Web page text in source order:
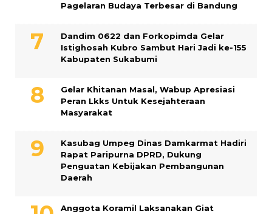
Pagelaran Budaya Terbesar di Bandung
Dandim 0622 dan Forkopimda Gelar
Istighosah Kubro Sambut Hari Jadi ke-155
Kabupaten Sukabumi
Gelar Khitanan Masal, Wabup Apresiasi
Peran Lkks Untuk Kesejahteraan
Masyarakat
Kasubag Umpeg Dinas Damkarmat Hadiri
Rapat Paripurna DPRD, Dukung
Penguatan Kebijakan Pembangunan
Daerah
Anggota Koramil Laksanakan Giat